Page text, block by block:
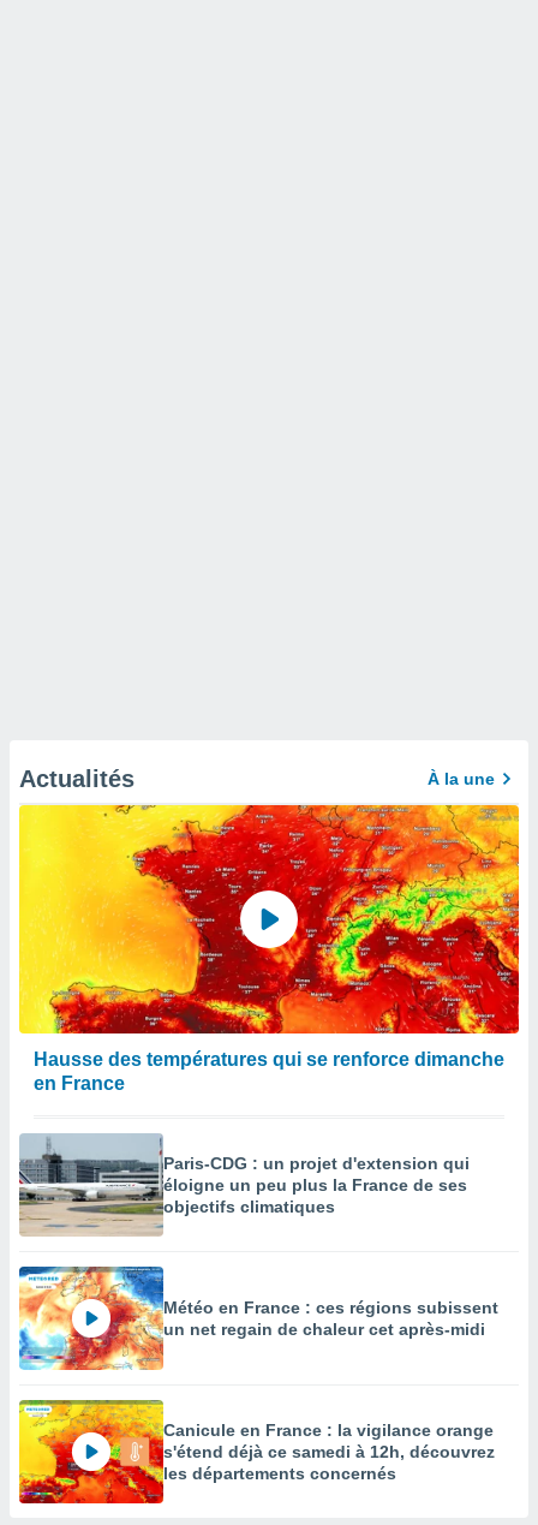
Actualités À la une
Hausse des températures qui se renforce dimanche
en France
Paris-CDG : un projet d'extension qui
éloigne un peu plus la France de ses
objectifs climatiques
Météo en France : ces régions subissent
un net regain de chaleur cet après-midi
Canicule en France : la vigilance orange
s'étend déjà ce samedi à 12h, découvrez
les départements concernés